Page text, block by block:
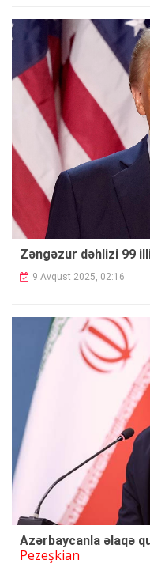
Zəngəzur dəhlizi 99
9 Avqust 2025, 02:16
Azərbaycanla əlaqə
Pezeşkian